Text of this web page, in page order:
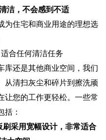
洁，不会感到不适
为住宅和商业用途的理想选
合任何清洁任务
库还是其他商业空间，我们
从清扫灰尘和碎片到擦洗顽
让您的工作更轻松。一些常
括：
采用宽幅设计，非常适合